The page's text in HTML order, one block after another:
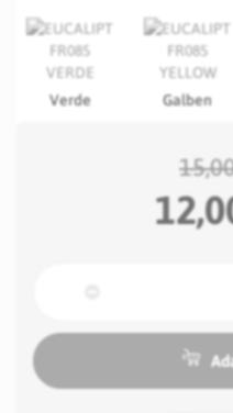
Verde Galben